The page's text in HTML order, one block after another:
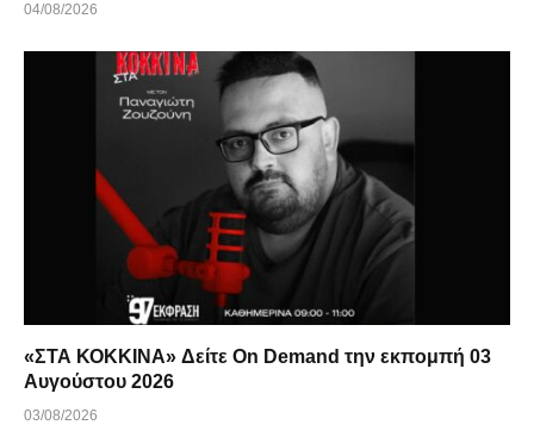
04/08/2026
«ΣΤΑ ΚΟΚΚΙΝΑ» Δείτε On Demand την εκπομπή 03
Αυγούστου 2026
03/08/2026